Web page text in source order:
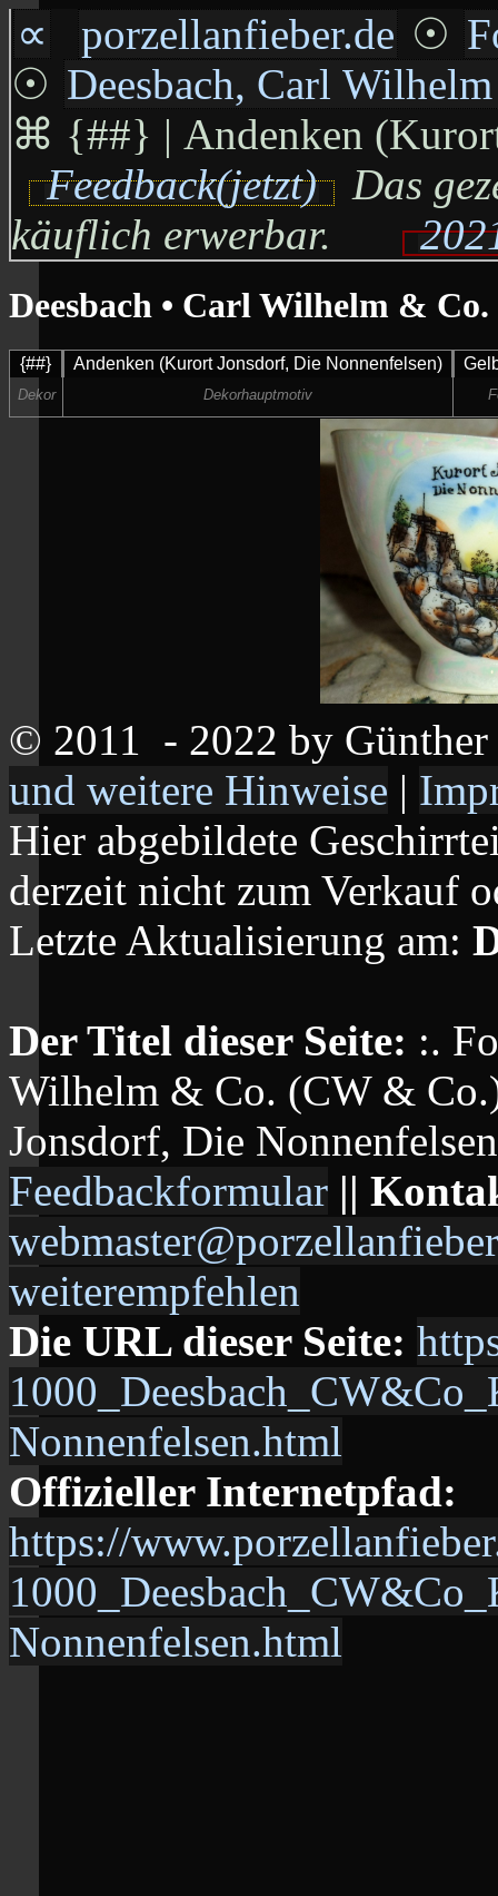
∝ porzellanfieber.de ☉
☉ Deesbach, Carl
⌘ {##} | Andenken
Feedback(jetzt)
Das
käuflich erwerbar.
Deesbach • Carl Wilhelm &
{##} Andenken (Kurort Jonsdorf, Die Nonnenfelsen)
Dekor Dekorhauptmotiv
© 2011 - 2022 by
und weitere Hinweise |
Hier abgebildete
derzeit nicht zum Verkauf
Letzte Aktualisierung am:
Der Titel dieser Seite: :.
Wilhelm & Co. (CW &
Jonsdorf, Die
Feedbackformular ||
weiterempfehlen
Die URL dieser Seite:
Nonnenfelsen.html
Offizieller Internetpfad:
https://
Nonnenfelsen.html